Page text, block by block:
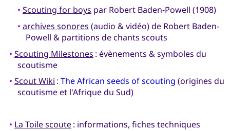
• Scouting for boys par Robert Baden-Powell (1908)
• archives sonores (audio & vidéo) de Robert Baden-
Powell & partitions de chants scouts
• Scouting Milestones : évènements & symboles du
scoutisme
• Scout Wiki : The African seeds of scouting (origines du
scoutisme et l'Afrique du Sud)
• La Toile scoute: informations, fiches techniques